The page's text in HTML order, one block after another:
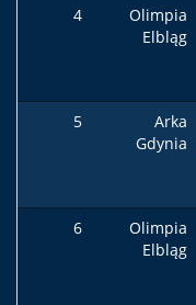
4
Olimpia
Elbląg
5
Arka
Gdynia
6
Olimpia
Elbląg